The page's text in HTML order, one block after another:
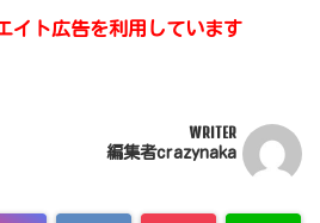
イト広告を利用しています
WRITER
編集者crazynaka